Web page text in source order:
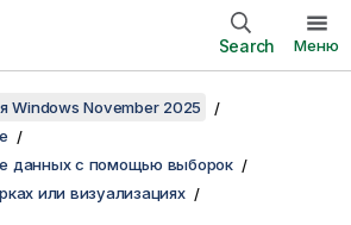
Search Меню
Windows November 2025
данных с помощью выборок
или визуализациях